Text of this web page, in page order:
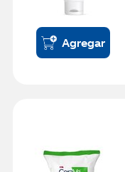
Agregar